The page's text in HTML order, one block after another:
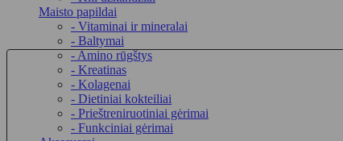
Maisto papildai
- Vitaminai ir mineralai
- Baltymai
- Amino rūgštys
- Kreatinas
- Kolagenai
- Dietiniai kokteiliai
- Prieštreniruotiniai gėrimai
- Funkciniai gėrimai